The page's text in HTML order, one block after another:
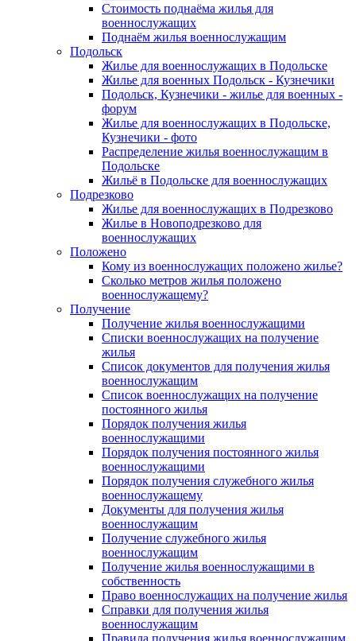
Стоимость поднаёма жилья для
военнослужащих
Поднаём жилья военнослужащим
Подольск
Жилье для военнослужащих в Подольске
Жилье для военных Подольск - Кузнечики
Подольск, Кузнечики - жилье для военных -
форум
Жилье для военнослужащих в Подольске,
Кузнечики - фото
Распределение жилья военнослужащим в
Подольске
Жильё в Подольске для военнослужащих
Подрезково
Жилье для военнослужащих в Подрезково
Жилье в Новоподрезково для
военнослужащих
Положено
Кому из военнослужащих положено жилье?
Сколько метров жилья положено
военнослужащему?
Получение
Получение жилья военнослужащими
Списки военнослужащих на получение
жилья
Список документов для получения жилья
военнослужащим
Список военнослужащих на получение
постоянного жилья
Порядок получения жилья
военнослужащими
Порядок получения постоянного жилья
военнослужащими
Порядок получения служебного жилья
военнослужащему
Документы для получения жилья
военнослужащим
Получение служебного жилья
военнослужащим
Получение жилья военнослужащими в
собственность
Право военнослужащих на получение жилья
Справки для получения жилья
военнослужащим
Правила получения жилья военнослужащим